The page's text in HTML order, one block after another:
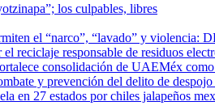
los culpables, libres
el “narco”, “lavado” y violencia:
reciclaje responsable de residuos
consolidación de UAEMéx
y prevención del delito de
en 27 estados por chiles jalapeños